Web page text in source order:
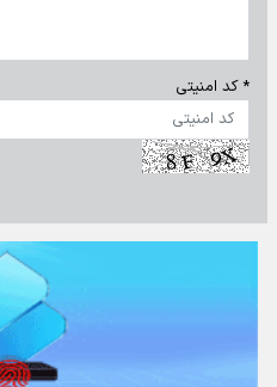
* کد امنیتی